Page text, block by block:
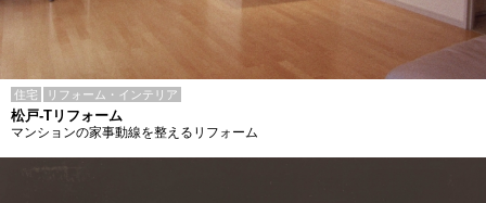
住宅 リフォーム・インテリア
松戸-Tリフォーム
マンションの家事動線を整えるリフォーム